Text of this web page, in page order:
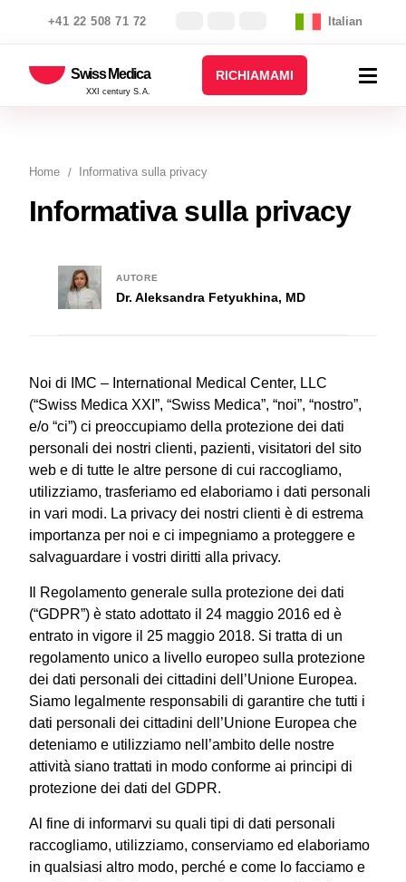
+41 22 508 71 72 Italian
Swiss Medica
XXI century S.A.
RICHIAMAMI
Home Informativa sulla privacy
Informativa sulla privacy
Noi di IMC – International Medical Center, LLC
(“Swiss Medica XXI”, “Swiss Medica”, “noi”, “nostro”,
e/o “ci”) ci preoccupiamo della protezione dei dati
personali dei nostri clienti, pazienti, visitatori del sito
web e di tutte le altre persone di cui raccogliamo,
utilizziamo, trasferiamo ed elaboriamo i dati personali
in vari modi. La privacy dei nostri clienti è di estrema
importanza per noi e ci impegniamo a proteggere e
salvaguardare i vostri diritti alla privacy.
Il Regolamento generale sulla protezione dei dati
(“GDPR”) è stato adottato il 24 maggio 2016 ed è
entrato in vigore il 25 maggio 2018. Si tratta di un
regolamento unico a livello europeo sulla protezione
dei dati personali dei cittadini dell’Unione Europea.
Siamo legalmente responsabili di garantire che tutti i
dati personali dei cittadini dell’Unione Europea che
deteniamo e utilizziamo nell’ambito delle nostre
attività siano trattati in modo conforme ai principi di
protezione dei dati del GDPR.
Al fine di informarvi su quali tipi di dati personali
raccogliamo, utilizziamo, conserviamo ed elaboriamo
in qualsiasi altro modo, perché e come lo facciamo e
Dr. Aleksandra Fetyukhina, MD
AUTORE